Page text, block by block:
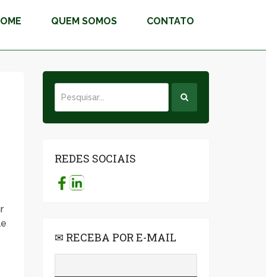
QUEM SOMOS CONTATO
REDES SOCIAIS
✉ RECEBA POR E-MAIL